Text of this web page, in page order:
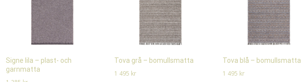
Signe lila – plast- och
garnmatta
Tova grå – bomullsmatta
1 495 kr
Tova blå – bomullsmatta
1 495 kr